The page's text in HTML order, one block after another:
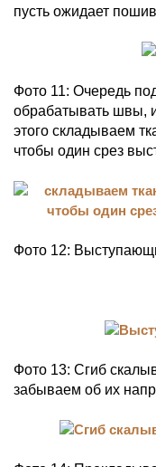
пусть ожидает
Фото 11: Очередь
обрабатывать швы,
этого складываем
чтобы один срез
Фото 12:
Фото 13: Сгиб
забываем об их